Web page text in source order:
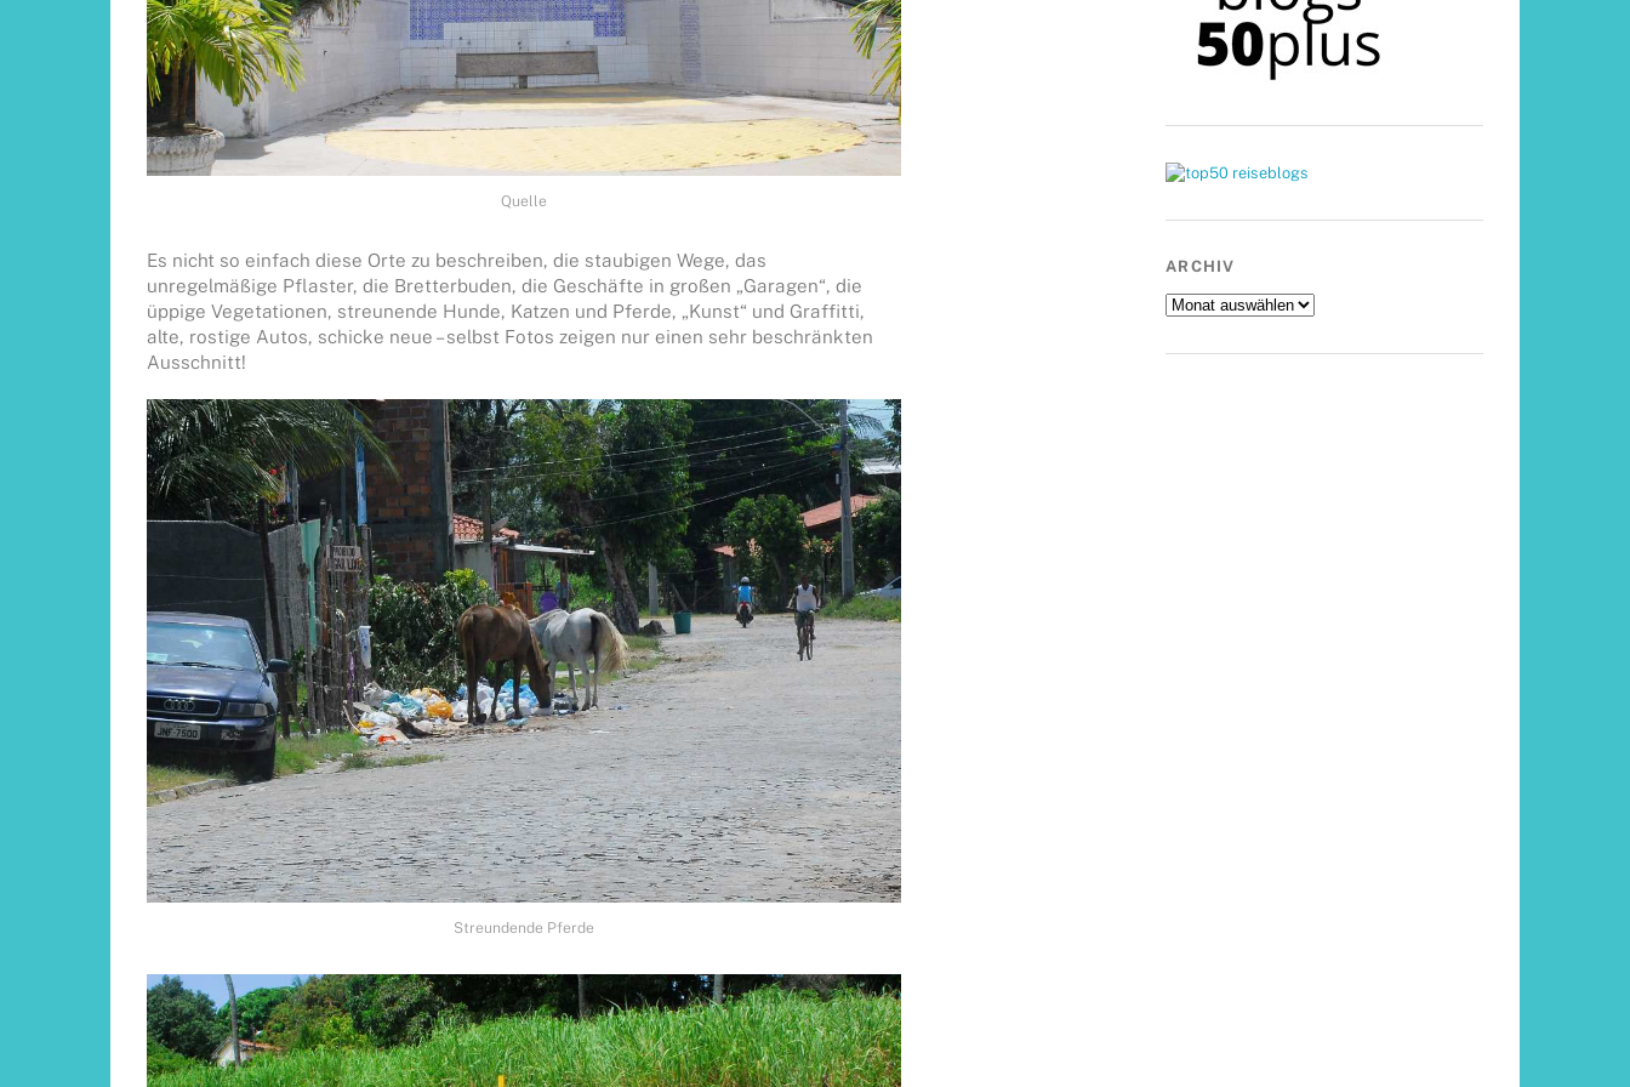
Quelle
Es nicht so einfach diese Orte zu beschreiben, die staubigen Wege, das
unregelmäßige Pflaster, die Bretterbuden, die Geschäfte in großen „Garagen“, die
üppige Vegetationen, streunende Hunde, Katzen und Pferde, „Kunst“ und Graffitti,
alte, rostige Autos, schicke neue – selbst Fotos zeigen nur einen sehr beschränkten
Ausschnitt!
Streundende Pferde
ARCHIV
Archiv